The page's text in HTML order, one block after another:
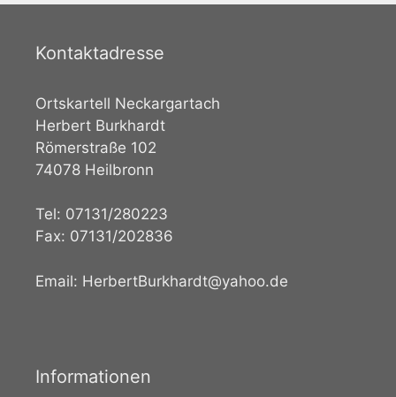
Kontaktadresse
Ortskartell Neckargartach
Herbert Burkhardt
Römerstraße 102
74078 Heilbronn
Tel: 07131/280223
Fax: 07131/202836
Email: HerbertBurkhardt@yahoo.de
Informationen